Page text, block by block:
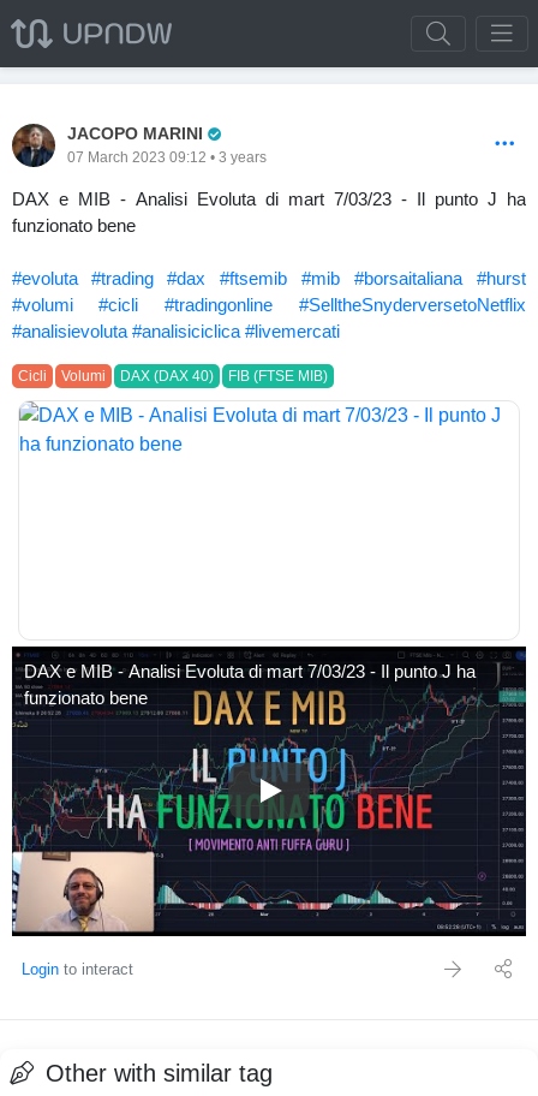
JACOPO MARINI
07 March 2023 09:12 • 3 years
DAX e MIB - Analisi Evoluta di mart 7/03/23 - Il punto J ha
funzionato bene
#evoluta #trading #dax #ftsemib #mib #borsaitaliana
#hurst
#volumi
#cicli #tradingonline
#SelltheSnyderversetoNetflix
#analisievoluta #analisiciclica #livemercati
Cicli Volumi DAX (DAX 40) FIB (FTSE MIB)
DAX e MIB - Analisi Evoluta di mart 7/03/23 - Il punto J ha
funzionato bene
DAX e MIB - Analisi Evoluta di
Login to interact
Other with similar tag